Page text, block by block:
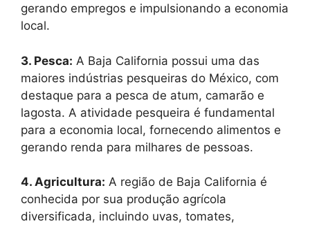
gerando empregos e impulsionando a economia
local.
3. Pesca: A Baja California possui uma das
maiores indústrias pesqueiras do México, com
destaque para a pesca de atum, camarão e
lagosta. A atividade pesqueira é fundamental
para a economia local, fornecendo alimentos e
gerando renda para milhares de pessoas.
4. Agricultura: A região de Baja California é
conhecida por sua produção agrícola
diversificada, incluindo uvas, tomates,